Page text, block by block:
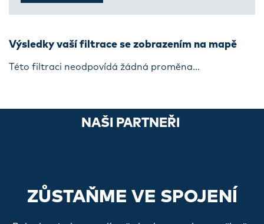
Výsledky vaší filtrace se zobrazením na mapě
Této filtraci neodpovídá žádná proměna...
NAŠI PARTNEŘI
ZŮSTAŇME VE SPOJENÍ